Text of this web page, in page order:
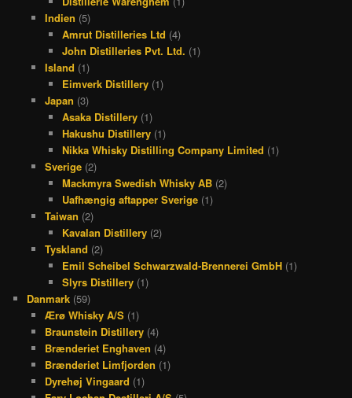
Indien (5)
Amrut Distilleries Ltd (4)
John Distilleries Pvt. Ltd. (1)
Island (1)
Eimverk Distillery (1)
Japan (3)
Asaka Distillery (1)
Hakushu Distillery (1)
Nikka Whisky Distilling Company Limited (1)
Sverige(2)
Mackmyra Swedish Whisky AB (2)
Uafhængig aftapper Sverige (1)
Taiwan (2)
Kavalan Distillery (2)
Tyskland (2)
Emil Scheibel Schwarzwald-Brennerei GmbH (1)
Slyrs Distillery (1)
Danmark (59)
Ærø Whisky A/S(1)
Braunstein Distillery(4)
Brænderiet Enghaven (4)
Brænderiet Limfjorden (1)
Dyrehøj Vingaard (1)